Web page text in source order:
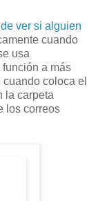
ver si alguien
cuando
usa
a más
coloca el
la carpeta
los correos